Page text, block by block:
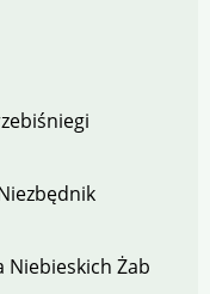
Niebieskich Żab